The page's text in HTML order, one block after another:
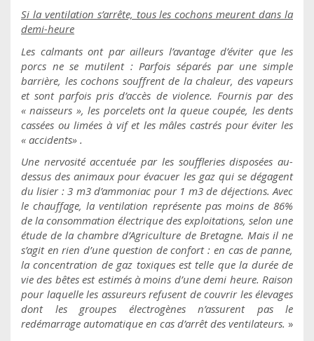
Si la ventilation s’arrête, tous les cochons meurent dans la
demi-heure
Les calmants ont par ailleurs l’avantage d’éviter que les
porcs ne se mutilent : Parfois séparés par une simple
barrière, les cochons souffrent de la chaleur, des vapeurs
et sont parfois pris d’accès de violence. Fournis par des
« naisseurs », les porcelets ont la queue coupée, les dents
cassées ou limées à vif et les mâles castrés pour éviter les
« accidents» .
Une nervosité accentuée par les souffleries disposées au-
dessus des animaux pour évacuer les gaz qui se dégagent
du lisier : 3 m3 d’ammoniac pour 1 m3 de déjections. Avec
le chauffage, la ventilation représente pas moins de 86%
de la consommation électrique des exploitations, selon une
étude de la chambre d’Agriculture de Bretagne. Mais il ne
s’agit en rien d’une question de confort : en cas de panne,
la concentration de gaz toxiques est telle que la durée de
vie des bêtes est estimés à moins d’une demi heure. Raison
pour laquelle les assureurs refusent de couvrir les élevages
dont les groupes électrogènes n’assurent pas le
redémarrage automatique en cas d’arrêt des ventilateurs. »